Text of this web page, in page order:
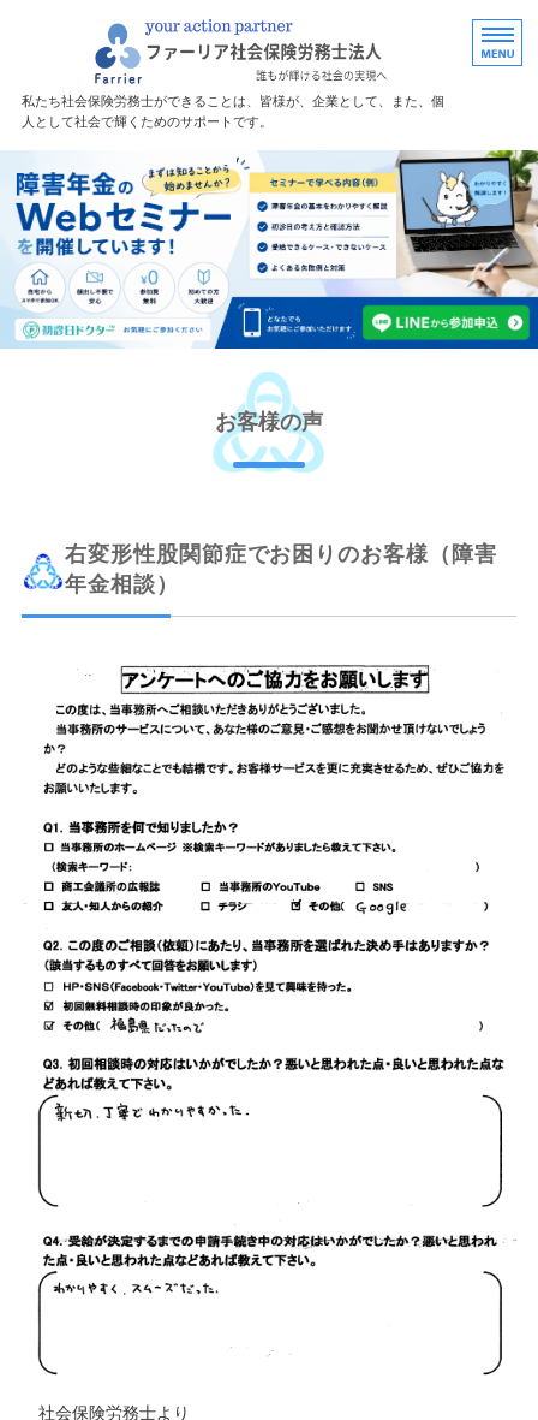
福島で労務・
私たち社会保険労務士ができることは、皆様が、企業として、また、個
人として社会で輝くためのサポートです。
ホーム
障害年金サポート
サポート料金
無料診断
お客様の声
右変形性股関節症でお困りのお客様（障害
年金相談）
社会保険労務士より